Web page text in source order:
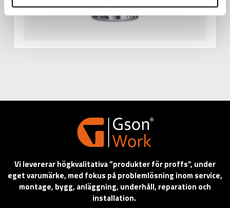
Vi levererar högkvalitativa ”produkter för proffs”, under
eget varumärke, med fokus på problemlösning inom service,
montage, bygg, anläggning, underhåll, reparation och
installation.